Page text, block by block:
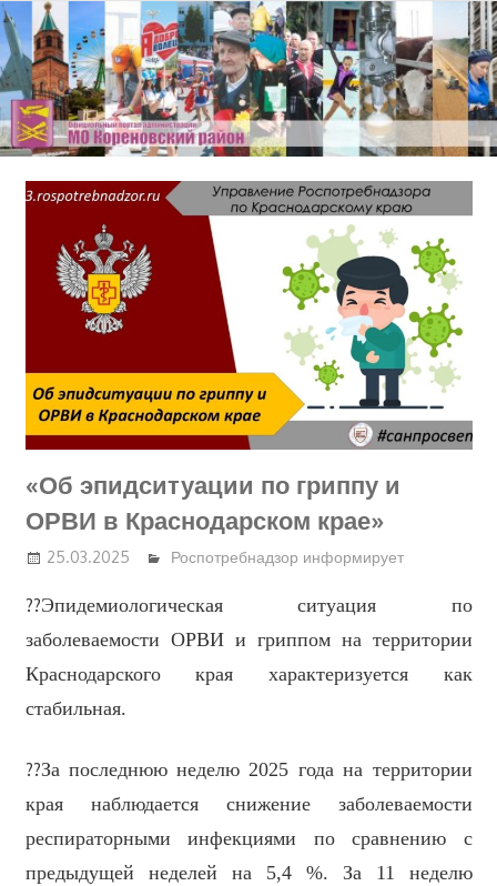
Перейти
к
содержимому
«Об эпидситуации по гриппу и
ОРВИ в Краснодарском крае»
25.03.2025 Роспотребнадзор информирует
??Эпидемиологическая ситуация по
заболеваемости ОРВИ и гриппом на территории
Краснодарского края характеризуется как
стабильная.
??За последнюю неделю 2025 года на территории
края наблюдается снижение заболеваемости
респираторными инфекциями по сравнению с
предыдущей неделей на 5,4 %. За 11 неделю